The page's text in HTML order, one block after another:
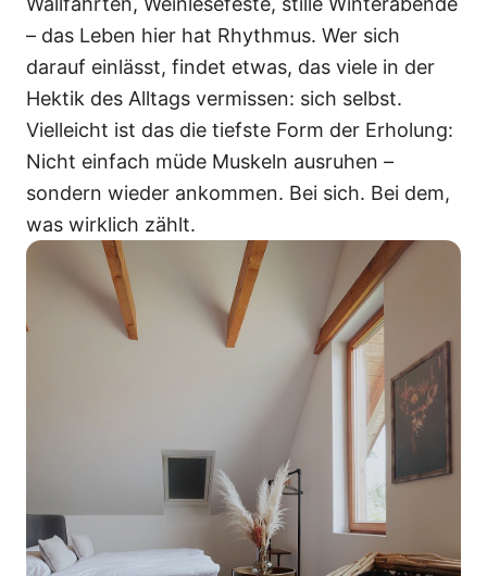
– das Leben hier hat Rhythmus. Wer sich
darauf einlässt, findet etwas, das viele in der
Hektik des Alltags vermissen: sich selbst.
Vielleicht ist das die tiefste Form der Erholung:
Nicht einfach müde Muskeln ausruhen –
sondern wieder ankommen. Bei sich. Bei dem,
was wirklich zählt.